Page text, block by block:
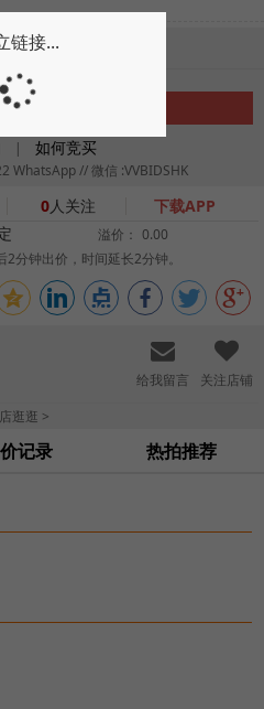
后参与拍卖
| 如何竞买
WhatsApp // 微信 :VVBIDSHK
0人关注 下载APP
溢价： 0.00
2分钟出价，时间延长2分钟。
给我留言
关注店铺
逛逛 >
记录 热拍推荐
链接...